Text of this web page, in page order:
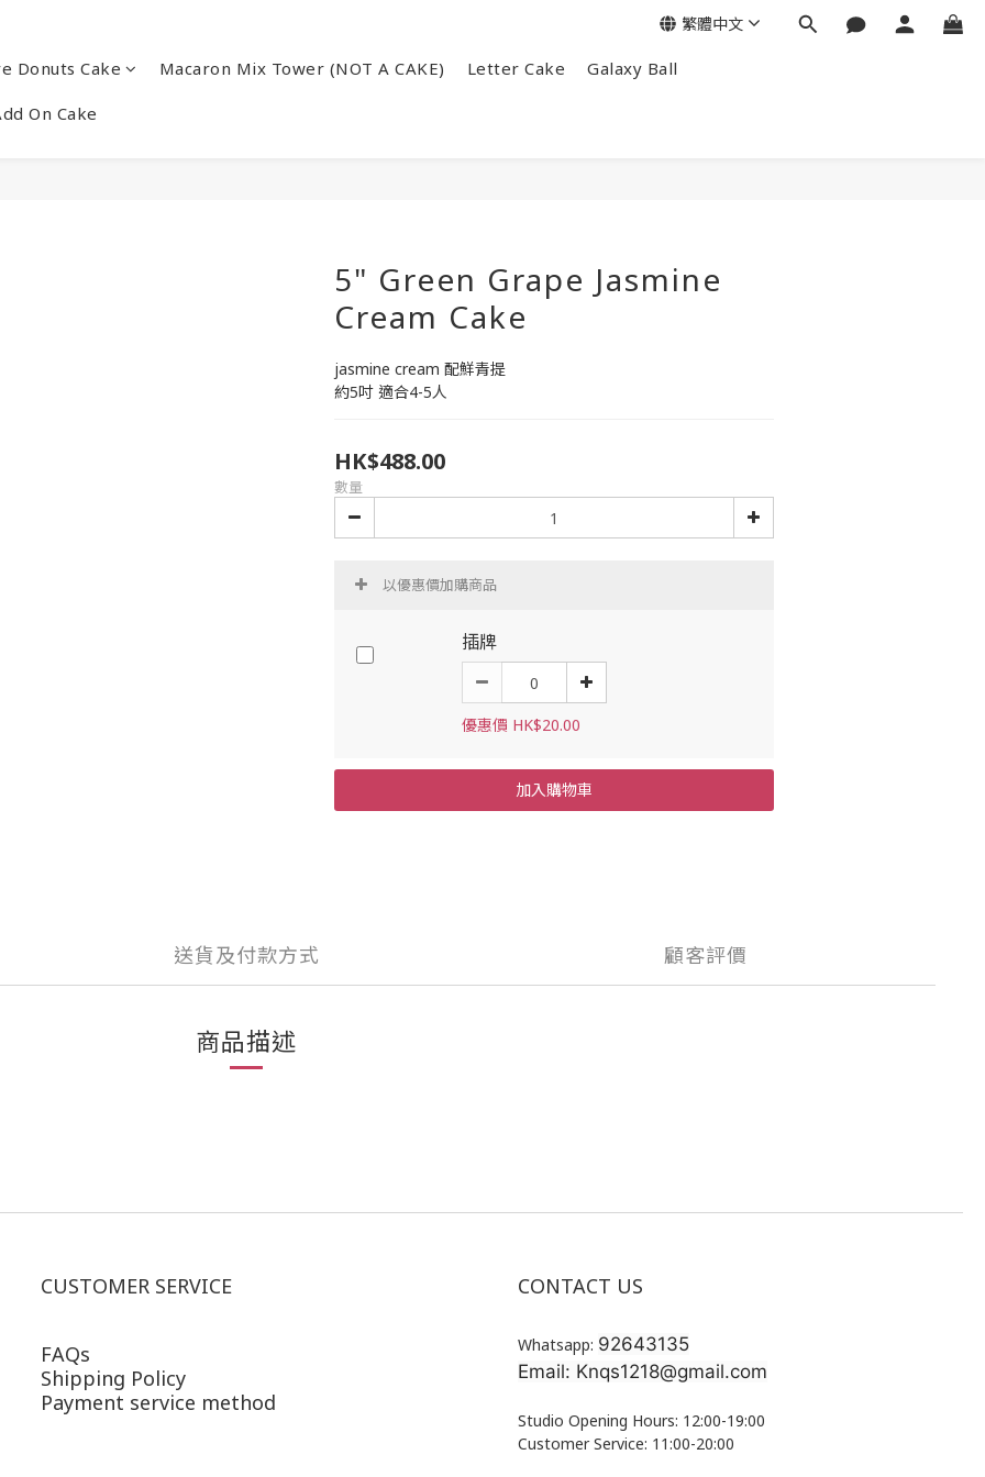
Donuts Cake Macaron Mix Tower (NOT A CAKE) Letter Cake Galaxy Ball
On Cake
繁體中文
5" Green Grape Jasmine
Cream Cake
jasmine cream 配鮮青提
約5吋 適合4-5人
HK$488.00
數量
以優惠價加購商品
插牌
優惠價 HK$20.00
加入購物車
送貨及付款方式 顧客評價
商品描述
CUSTOMER SERVICE
FAQs
Shipping Policy
Payment service method
CONTACT US
Whatsapp: 92643135
Email: Knqs1218@gmail.com
Studio Opening Hours: 12:00-19:00
Customer Service: 11:00-20:00